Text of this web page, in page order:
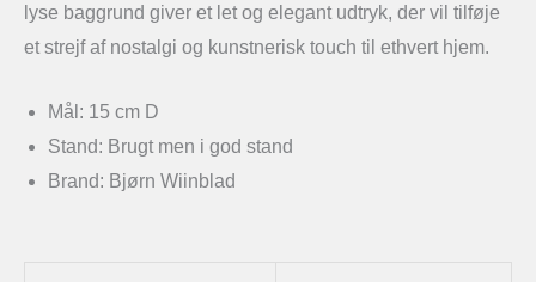
lyse baggrund giver et let og elegant udtryk, der vil tilføje
et strejf af nostalgi og kunstnerisk touch til ethvert hjem.
Mål: 15 cm D
Stand: Brugt men i god stand
Brand: Bjørn Wiinblad